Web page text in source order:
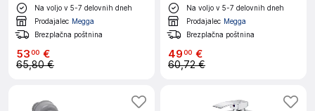
Na voljo v 5-7 delovnih dneh
Prodajalec Megga
Brezplačna poštnina
5300 €
65,80 €
Na voljo v 5-7 delovnih dneh
Prodajalec Megga
Brezplačna poštnina
4900 €
60,72 €